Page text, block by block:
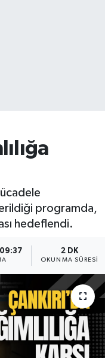
programda,
hedeflendi.
2 DK
OKUNMA SÜRESI